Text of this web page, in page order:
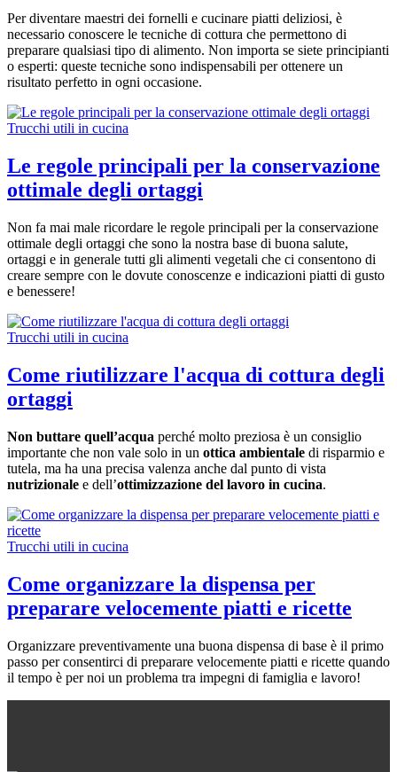
Per diventare maestri dei fornelli e cucinare piatti deliziosi, è
necessario conoscere le tecniche di cottura che permettono di
preparare qualsiasi tipo di alimento. Non importa se siete principianti
o esperti: queste tecniche sono indispensabili per ottenere un
risultato perfetto in ogni occasione.
Trucchi utili in cucina
Le regole principali per la conservazione
ottimale degli ortaggi
Non fa mai male ricordare le regole principali per la conservazione
ottimale degli ortaggi che sono la nostra base di buona salute,
ortaggi e in generale tutti gli alimenti vegetali che ci consentono di
creare sempre con le dovute conoscenze e indicazioni piatti di gusto
e benessere!
Trucchi utili in cucina
Come riutilizzare l'acqua di cottura degli
ortaggi
Non buttare quell’acqua perché molto preziosa è un consiglio
importante che non vale solo in un ottica ambientale di risparmio e
tutela, ma ha una precisa valenza anche dal punto di vista
nutrizionale e dell’ottimizzazione del lavoro in cucina.
Trucchi utili in cucina
Come organizzare la dispensa per
preparare velocemente piatti e ricette
Organizzare preventivamente una buona dispensa di base è il primo
passo per consentirci di preparare velocemente piatti e ricette quando
il tempo è per noi un problema tra impegni di famiglia e lavoro!